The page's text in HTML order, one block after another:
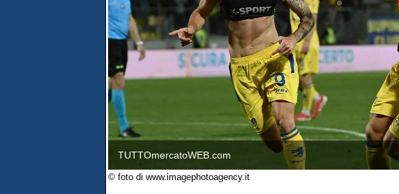
TUTTOmercatoWEB.com
© foto di www.imagephotoagency.it